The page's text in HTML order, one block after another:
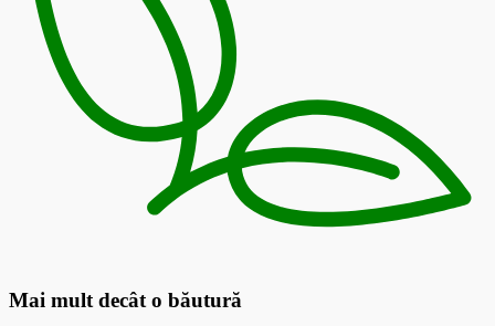
Mai mult decât o băutură